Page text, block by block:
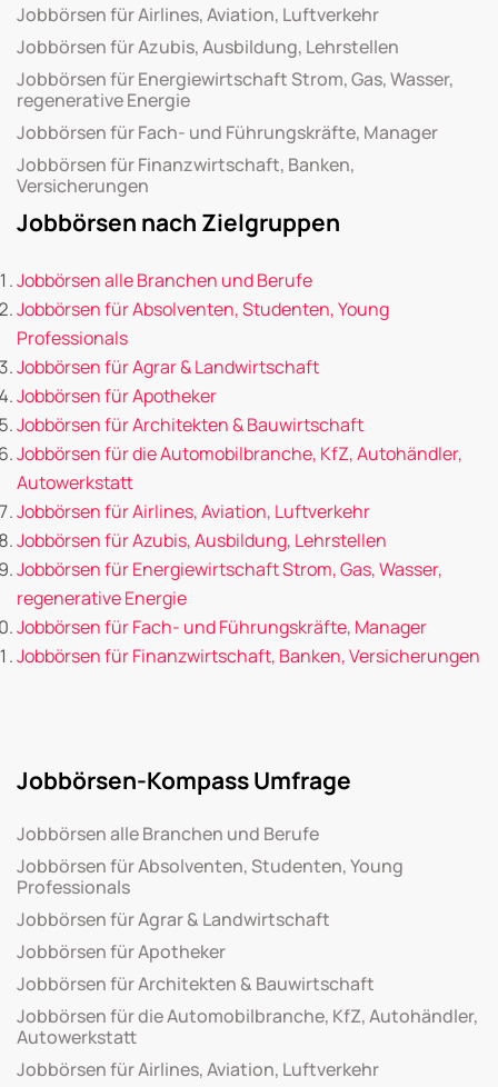
Jobbörsen für Airlines, Aviation, Luftverkehr
Jobbörsen für Azubis, Ausbildung, Lehrstellen
Jobbörsen für Energiewirtschaft Strom, Gas, Wasser,
regenerative Energie
Jobbörsen für Fach- und Führungskräfte, Manager
Jobbörsen für Finanzwirtschaft, Banken,
Versicherungen
Jobbörsen nach Zielgruppen
Jobbörsen alle Branchen und Berufe
Jobbörsen für Absolventen, Studenten, Young
Professionals
Jobbörsen für Agrar & Landwirtschaft
Jobbörsen für Apotheker
Jobbörsen für Architekten & Bauwirtschaft
Jobbörsen für die Automobilbranche, KfZ, Autohändler,
Autowerkstatt
Jobbörsen für Airlines, Aviation, Luftverkehr
Jobbörsen für Azubis, Ausbildung, Lehrstellen
Jobbörsen für Energiewirtschaft Strom, Gas, Wasser,
regenerative Energie
Jobbörsen für Fach- und Führungskräfte, Manager
Jobbörsen für Finanzwirtschaft, Banken, Versicherungen
Jobbörsen-Kompass Umfrage
Jobbörsen alle Branchen und Berufe
Jobbörsen für Absolventen, Studenten, Young
Professionals
Jobbörsen für Agrar & Landwirtschaft
Jobbörsen für Apotheker
Jobbörsen für Architekten & Bauwirtschaft
Jobbörsen für die Automobilbranche, KfZ, Autohändler,
Autowerkstatt
Jobbörsen für Airlines, Aviation, Luftverkehr